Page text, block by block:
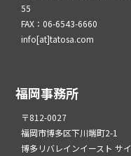
55
FAX：06-6543-6660
info[at]tatosa.com
福岡事務所
〒812-0027
福岡市博多区下川端町2-1
博多リバレインイースト サ